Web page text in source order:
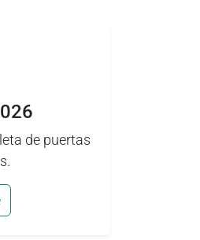
de puertas